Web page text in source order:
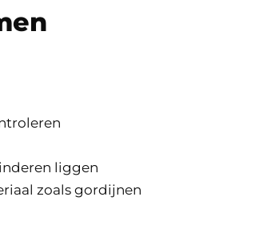
liggen
zoals gordijnen